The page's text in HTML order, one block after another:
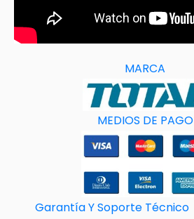
MARCA
MEDIOS DE PAGO
Garantía Y Soporte Técnico